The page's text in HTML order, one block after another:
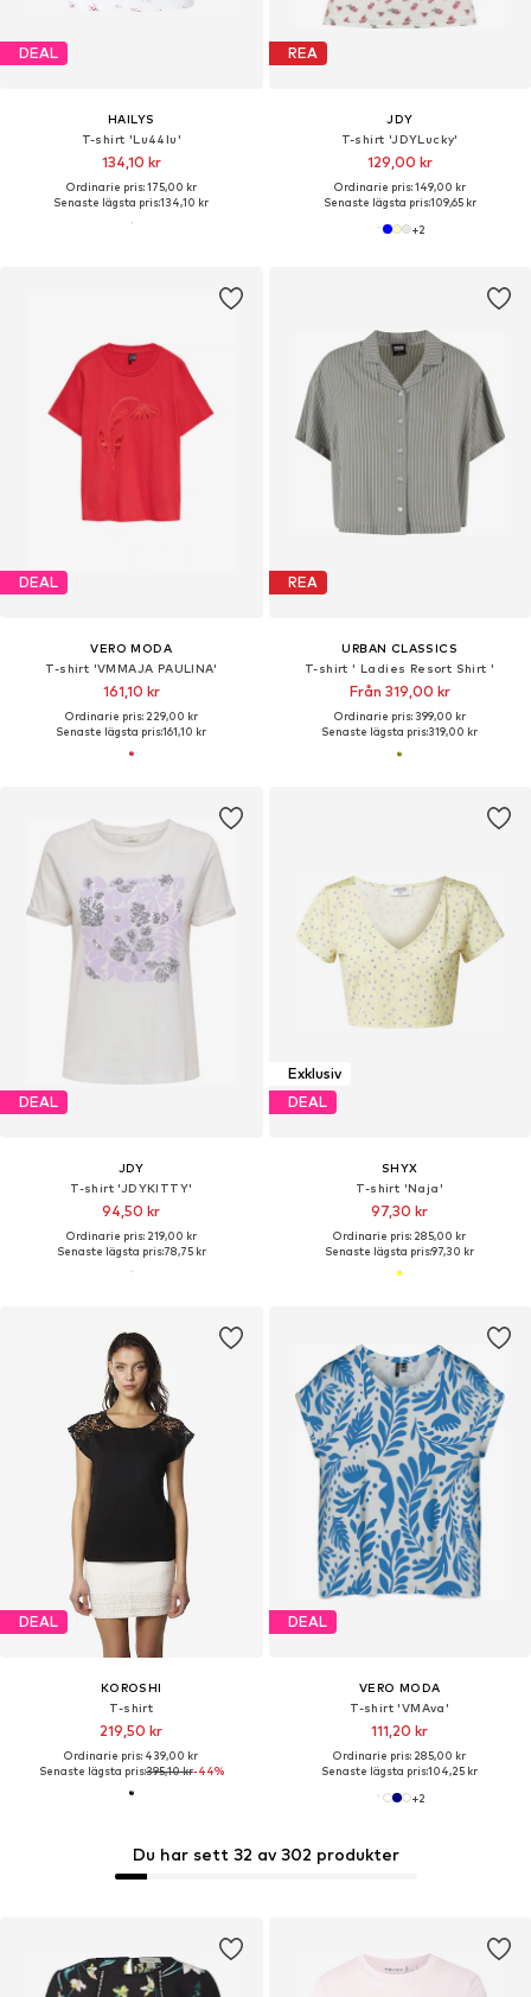
DEAL
HAILYS
T-shirt 'Lu44lu'
134,10 kr
Ordinarie pris: 175,00 kr
Senaste lägsta pris:134,10 kr
REA
JDY
T-shirt 'JDYLucky'
129,00 kr
Ordinarie pris: 149,00 kr
Senaste lägsta pris:109,65 kr
+2
DEAL
VERO MODA
T-shirt 'VMMAJA PAULINA'
161,10 kr
Ordinarie pris: 229,00 kr
Senaste lägsta pris:161,10 kr
REA
URBAN CLASSICS
T-shirt ' Ladies Resort Shirt '
Från 319,00 kr
Ordinarie pris: 399,00 kr
Senaste lägsta pris:319,00 kr
DEAL
JDY
T-shirt 'JDYKITTY'
94,50 kr
Ordinarie pris: 219,00 kr
Senaste lägsta pris:78,75 kr
Exklusiv
DEAL
SHYX
T-shirt 'Naja'
97,30 kr
Ordinarie pris: 285,00 kr
Senaste lägsta pris:97,30 kr
DEAL
KOROSHI
T-shirt
219,50 kr
Ordinarie pris: 439,00 kr
Senaste lägsta pris:395,10 kr-44%
DEAL
VERO MODA
T-shirt 'VMAva'
111,20 kr
Ordinarie pris: 285,00 kr
Senaste lägsta pris:104,25 kr
+2
Du har sett 32 av 302 produkter